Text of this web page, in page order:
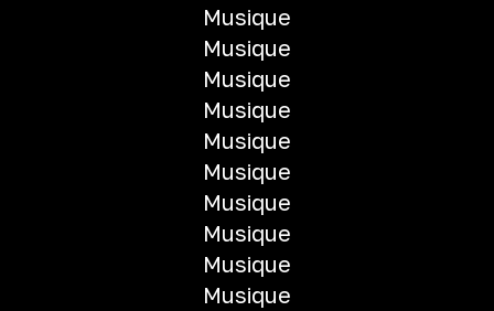
Musique
Musique
Musique
Musique
Musique
Musique
Musique
Musique
Musique
Musique